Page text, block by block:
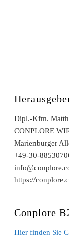
Dipl.-Kfm.
CONPLORE
Marienburger
+49-30-
https://
Conplore
Hier finden Sie